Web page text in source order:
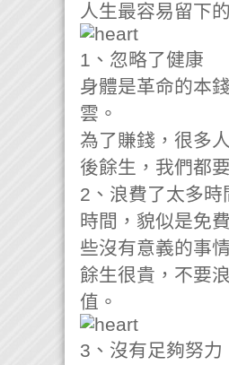
人生最容易留下
1、忽略了健康
身體是革命的本
雲。
為了賺錢，很多
後餘生，我們都
2、浪費了太多時
時間，貌似是免
些沒有意義的事
餘生很貴，不要
值。
3、沒有足夠努力